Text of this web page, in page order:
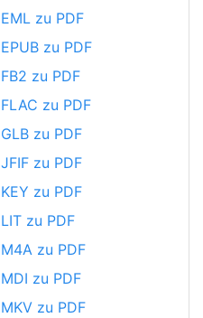
EML zu PDF
EPUB zu PDF
FB2 zu PDF
FLAC zu PDF
GLB zu PDF
JFIF zu PDF
KEY zu PDF
LIT zu PDF
M4A zu PDF
MDI zu PDF
MKV zu PDF